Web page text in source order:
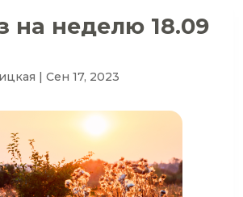
на неделю 18.09
| Сен 17, 2023